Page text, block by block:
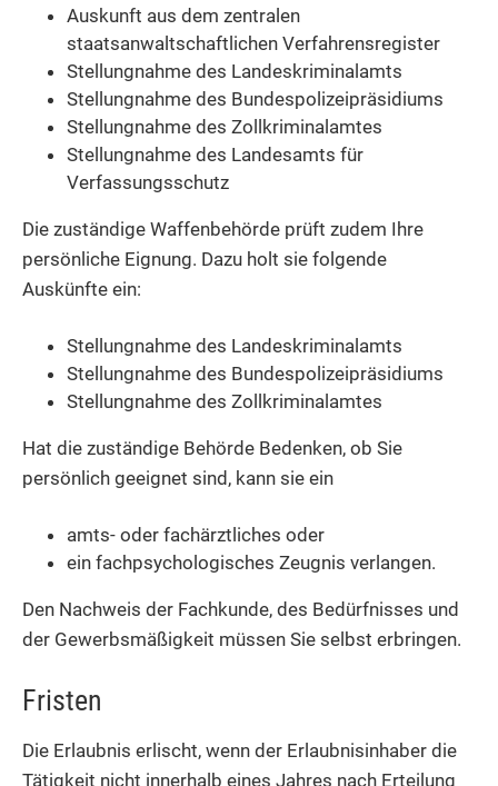
Auskunft aus dem zentralen
staatsanwaltschaftlichen Verfahrensregister
Stellungnahme des Landeskriminalamts
Stellungnahme des Bundespolizeipräsidiums
Stellungnahme des Zollkriminalamtes
Stellungnahme des Landesamts für
Verfassungsschutz
Die zuständige Waffenbehörde prüft zudem Ihre
persönliche Eignung. Dazu holt sie folgende
Auskünfte ein:
Stellungnahme des Landeskriminalamts
Stellungnahme des Bundespolizeipräsidiums
Stellungnahme des Zollkriminalamtes
Hat die zuständige Behörde Bedenken, ob Sie
persönlich geeignet sind, kann sie ein
amts- oder fachärztliches oder
ein fachpsychologisches Zeugnis verlangen.
Den Nachweis der Fachkunde, des Bedürfnisses und
der Gewerbsmäßigkeit müssen Sie selbst erbringen.
Fristen
Die Erlaubnis erlischt, wenn der Erlaubnisinhaber die
Tätigkeit nicht innerhalb eines Jahres nach Erteilung